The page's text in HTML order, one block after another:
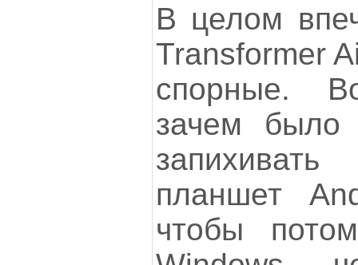
В целом
Transformer
спорные.
зачем было
планшет
чтобы